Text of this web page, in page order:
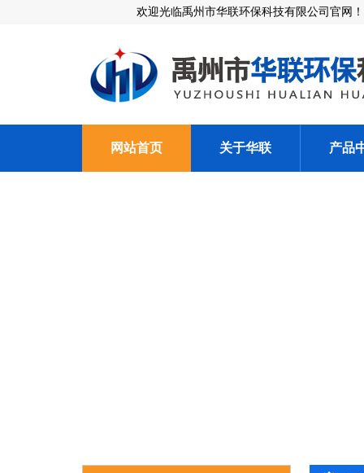
欢迎光临禹州市华联环保科技有限公司官网！
网站首页 关于华联 产品